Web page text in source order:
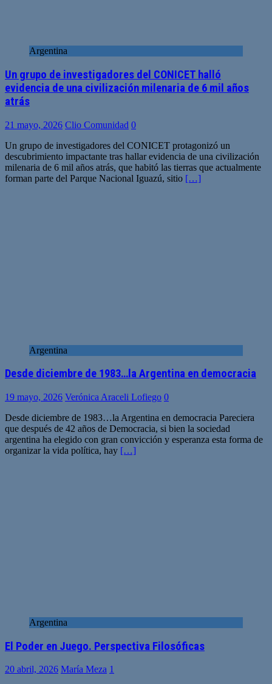
Argentina
Un grupo de investigadores del CONICET halló
evidencia de una civilización milenaria de 6 mil años
atrás
21 mayo, 2026 Clio Comunidad 0
Un grupo de investigadores del CONICET protagonizó un
descubrimiento impactante tras hallar evidencia de una civilización
milenaria de 6 mil años atrás, que habitó las tierras que actualmente
forman parte del Parque Nacional Iguazú, sitio […]
Argentina
Desde diciembre de 1983…la Argentina en democracia
19 mayo, 2026 Verónica Araceli Lofiego 0
Desde diciembre de 1983…la Argentina en democracia Pareciera
que después de 42 años de Democracia, si bien la sociedad
argentina ha elegido con gran convicción y esperanza esta forma de
organizar la vida política, hay […]
Argentina
El Poder en Juego. Perspectiva Filosóficas
20 abril, 2026 María Meza 1